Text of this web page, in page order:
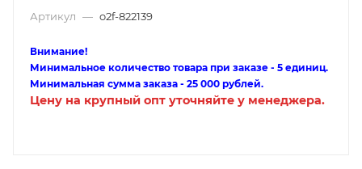
Артикул — o2f-822139
Внимание!
Минимальное количество товара при заказе - 5 единиц.
Минимальная сумма заказа - 25 000 рублей.
Цену на крупный опт уточняйте у менеджера.